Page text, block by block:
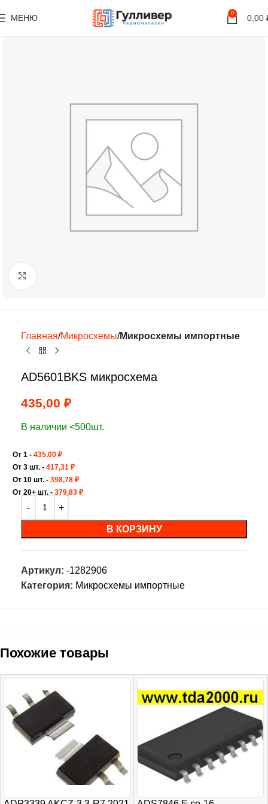
МЕНЮ 0 0,00
Главная Микросхемы Микросхемы импортные
AD5601BKS микросхема
435,00 ₽
В наличии <500шт.
От 1 - 435,00 ₽
От 3 шт. - 417,31 ₽
От 10 шт. - 398,78 ₽
От 20+ шт. - 379,83 ₽
В КОРЗИНУ
Артикул: -1282906
Категория: Микросхемы импортные
Похожие товары